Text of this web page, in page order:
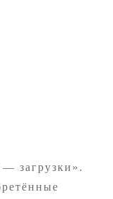
загрузки».